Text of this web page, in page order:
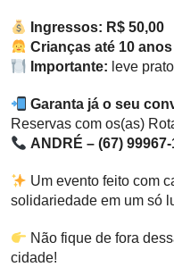
Ingressos: R$ 50,00
Crianças até 10
Importante: leve
Garanta já o seu
Reservas com os(as)
ANDRÉ – (67)
Um evento feito com
solidariedade em um só
Não fique de fora
cidade!